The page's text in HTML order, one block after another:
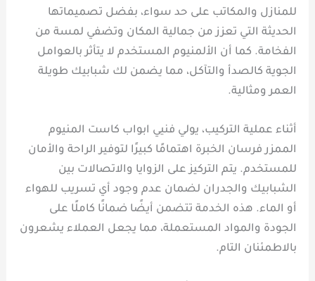
للمنازل والمكاتب على حد سواء، بفضل تصميماتها
الحديثة التي تعزز من جمالية المكان وتضفي لمسة من
الفخامة. كما أن الألمنيوم المستخدم لا يتأثر بالعوامل
الجوية كالصدأ والتآكل، مما يضمن لك شبابيك طويلة
العمر ومثالية.
أثناء عملية التركيب، يولي فنيي ابواب كاست المنيوم
الممزر فرسان الخبرة اهتمامًا كبيرًا لتوفير الراحة والأمان
للمستخدم. يتم التركيز على الزوايا والاتصالات بين
الشبابيك والجدران لضمان عدم وجود أي تسريب للهواء
أو الماء. هذه الخدمة تتضمن أيضًا ضمانًا كاملًا على
الجودة والمواد المستعملة، مما يجعل العملاء يشعرون
بالاطمئنان التام.